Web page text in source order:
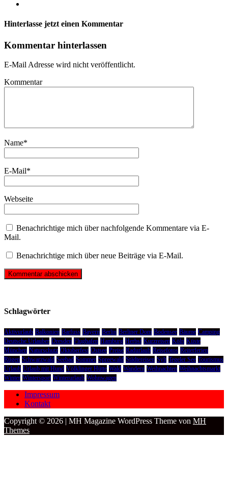
Hinterlasse jetzt einen Kommentar
Kommentar hinterlassen
E-Mail Adresse wird nicht veröffentlicht.
Kommentar
Name*
E-Mail*
Webseite
Benachrichtige mich über nachfolgende Kommentare via E-
Mail.
Benachrichtige mich über neue Beiträge via E-Mail.
Schlagwörter
Aktivurlaub Balkonien Barfuss Bayern Berlin Berliner Dom Bodensee Bäume Camping
Deutsche Urlauber Dresden Flughafen Hamburg Herbst Kurzreisen Köln Küste
München Naturschutz Oktoberfest Ostsee Preise Radurlaub Reisefotos Reiterferien
Rügen Schwarzwald Seebad Sommer Spreewald Städtereisen Sylt Tegeler See Tourismus
Urlaub Urlaub mit Hund Völklinger Hütte Wald Wandern Weihnachten Weihnachtsmarkt
Winter Wintersport Winterurlaub Wohnwagen
Impressum
Kontakt
Copyright © 2026 | MH Magazine WordPress Theme von MH
Themes